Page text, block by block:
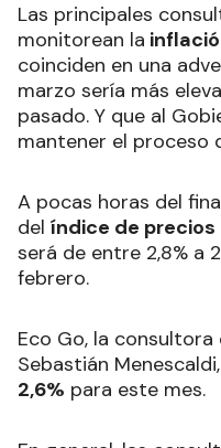
Las principales
monitorean la
coinciden en una
marzo sería más
pasado. Y que al
mantener el proceso
A pocas horas del
del índice de precios
será de entre 2,8% a
febrero.
Eco Go, la
Sebastián
2,6% para este mes.